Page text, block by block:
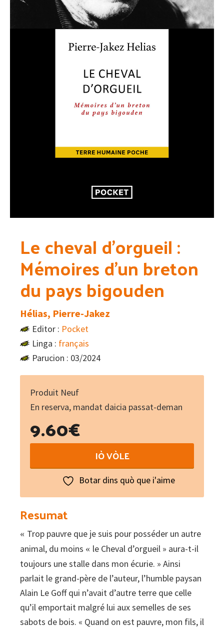
Le cheval d’orgueil :
Mémoires d’un breton
du pays bigouden
Hélias, Pierre-Jakez
Editor : Pocket
Linga : français
Parucion : 03/2024
Produit Neuf
En reserva, mandat daicia passat-deman
9.60€
d'un
breton
du
pays
bigouden
quantity
IÒ VÒLE
Botar dins quò que i'aime
Resumat
« Trop pauvre que je suis pour posséder un autre
animal, du moins « le Cheval d’orgueil » aura-t-il
toujours une stalle dans mon écurie. » Ainsi
parlait le grand-père de l’auteur, l’humble paysan
Alain Le Goff qui n’avait d’autre terre que celle
qu’il emportait malgré lui aux semelles de ses
sabots de bois. « Quand on est pauvre, mon fils, il